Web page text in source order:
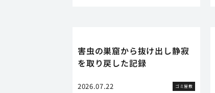
害虫の巣窟から抜け出し静寂
を取り戻した記録
2026.07.22 ゴミ屋敷